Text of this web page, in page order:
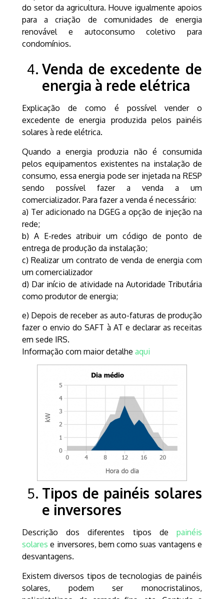
do setor da agricultura. Houve igualmente apoios
para a criação de comunidades de energia
renovável e autoconsumo coletivo para
condomínios.
Venda de excedente de
energia à rede elétrica
Explicação de como é possível vender o
excedente de energia produzida pelos painéis
solares à rede elétrica.
Quando a energia produzia não é consumida
pelos equipamentos existentes na instalação de
consumo, essa energia pode ser injetada na RESP
sendo possível fazer a venda a um
comercializador. Para fazer a venda é necessário:
a) Ter adicionado na DGEG a opção de injeção na
rede;
b) A E-redes atribuir um código de ponto de
entrega de produção da instalação;
c) Realizar um contrato de venda de energia com
um comercializador
d) Dar início de atividade na Autoridade Tributária
como produtor de energia;
e) Depois de receber as auto-faturas de produção
fazer o envio do SAFT à AT e declarar as receitas
em sede IRS.
Informação com maior detalhe aqui
Tipos de painéis solares
e inversores
Descrição dos diferentes tipos de painéis
solares e inversores, bem como suas vantagens e
desvantagens.
Existem diversos tipos de tecnologias de painéis
solares, podem ser monocristalinos,